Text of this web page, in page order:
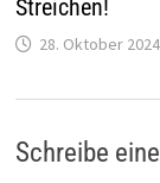
Streichen!
28. Oktober 2024
Schreibe